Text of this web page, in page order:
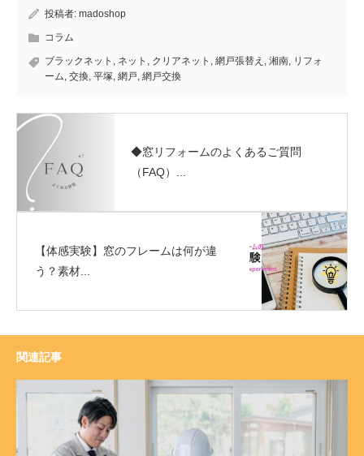
投稿者: madoshop
コラム
ブラックネット , ネット , クリアネット , 網戸張替え , 湘南, リフォ
ーム, 交換, 平塚, 網戸, 網戸交換
◆窓リフォームのよくあるご質問
（FAQ）...
【体感実験】窓のフレームは何が違
う？素材...
関連記事